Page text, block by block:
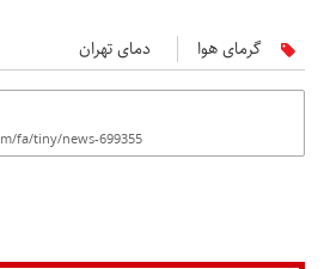
گرمای هوا دمای تهران